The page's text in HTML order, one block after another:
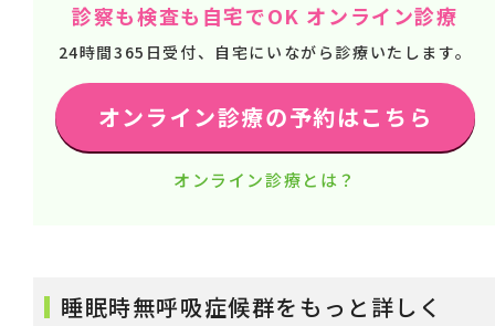
診察も検査も自宅でOK オンライン診療
24時間365日受付、自宅にいながら診療いたします。
オンライン診療の予約はこちら
オンライン診療とは？
睡眠時無呼吸症候群をもっと詳しく